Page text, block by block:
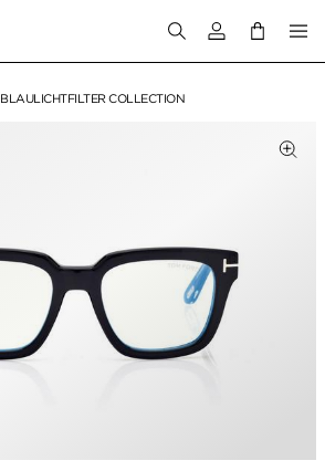
Melden Sie
BLAULICHTFILTER COLLECTION